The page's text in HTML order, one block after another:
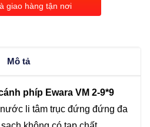
giao hàng tận nơi
Mô tả
phíp Ewara VM 2-9*9
li tâm trục đứng đứng đa